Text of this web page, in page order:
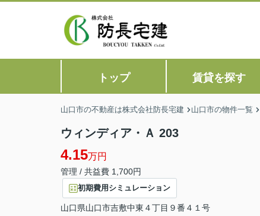
トップ 賃貸を探す
山口市の不動産は株式会社防長宅建 山口市の物件一覧
ウィンディア・Ａ 203
4.15万円
管理 / 共益費 1,700円
初期費用シミュレーション
山口県山口市吉敷中東 ４丁目９番４１号